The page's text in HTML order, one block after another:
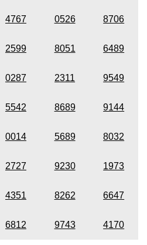
4767 0526 8706
2599 8051 6489
0287 2311 9549
5542 8689 9144
0014 5689 8032
2727 9230 1973
4351 8262 6647
6812 9743 4170